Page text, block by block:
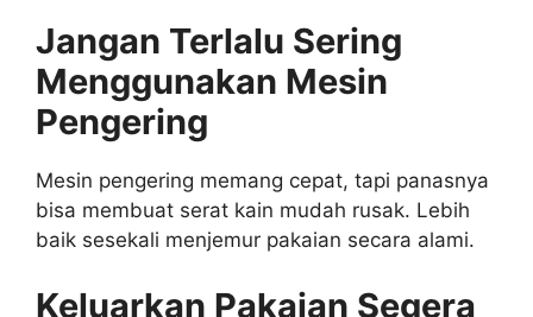
Jangan Terlalu Sering
Menggunakan Mesin
Pengering
Mesin pengering memang cepat, tapi panasnya
bisa membuat serat kain mudah rusak. Lebih
baik sesekali menjemur pakaian secara alami.
Keluarkan Pakaian Segera